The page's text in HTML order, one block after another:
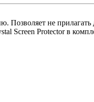
Позволяет не
Screen Protector в